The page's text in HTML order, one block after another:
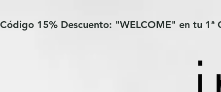
Código 15% Descuento: "WELCOME" en tu 1ª